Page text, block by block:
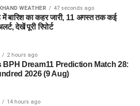
WEATHER 47 seconds ago
में बारिश का कहर जारी, 11 अगस्त तक कई
देखें पूरी रिपोर्ट
2 hours ago
BPH Dream11 Prediction Match 28:
2026 (9 Aug)
14 hours ago